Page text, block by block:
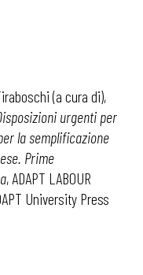
(a cura di),
urgenti per
la semplificazione
Prime
, ADAPT LABOUR
University Press